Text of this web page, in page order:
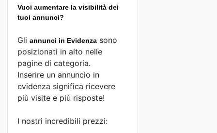
Vuoi aumentare la visibilità dei
tuoi annunci?
Gli annunci in Evidenza sono
posizionati in alto nelle
pagine di categoria.
Inserire un annuncio in
evidenza significa ricevere
più visite e più risposte!
I nostri incredibili prezzi: